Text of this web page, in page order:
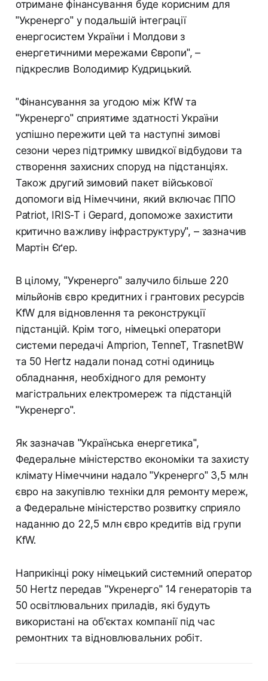
отримане фінансування буде корисним для
"Укренерго" у подальшій інтеграції
енергосистем України і Молдови з
енергетичними мережами Європи", –
підкреслив Володимир Кудрицький.
"Фінансування за угодою між KfW та
"Укренерго" сприятиме здатності України
успішно пережити цей та наступні зимові
сезони через підтримку швидкої відбудови та
створення захисних споруд на підстанціях.
Також другий зимовий пакет військової
допомоги від Німеччини, який включає ППО
Patriot, IRIS-T і Gepard, допоможе захистити
критично важливу інфраструктуру", – зазначив
Мартін Єґер.
В цілому, "Укренерго" залучило більше 220
мільйонів євро кредитних і грантових ресурсів
KfW для відновлення та реконструкції
підстанцій. Крім того, німецькі оператори
системи передачі Amprion, TenneT, TrasnetBW
та 50 Hertz надали понад сотні одиниць
обладнання, необхідного для ремонту
магістральних електромереж та підстанцій
"Укренерго".
Як зазначав "Українська енергетика",
Федеральне міністерство економіки та захисту
клімату Німеччини надало "Укренерго" 3,5 млн
євро на закупівлю техніки для ремонту мереж,
а Федеральне міністерство розвитку сприяло
наданню до 22,5 млн євро кредитів від групи
KfW.
Наприкінці року німецький системний оператор
50 Hertz передав "Укренерго" 14 генераторів та
50 освітлювальних приладів, які будуть
використані на об'єктах компанії під час
ремонтних та відновлювальних робіт.